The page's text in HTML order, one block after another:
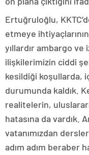
Ertuğruloğlu,
etmeye
yıllardır ambargo ve
ilişkilerimizin ciddi
kesildiği koşullarda,
durumunda kaldık.
realitelerin,
hatasına da vardık.
vatanımızdan
adım adım beraber